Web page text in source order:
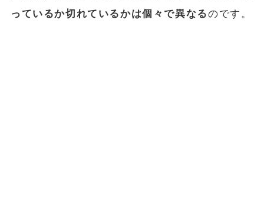
っているか切れているかは個々で異なるのです。